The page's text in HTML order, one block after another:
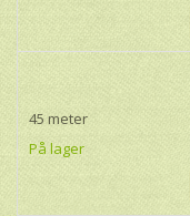
45 meter
På lager